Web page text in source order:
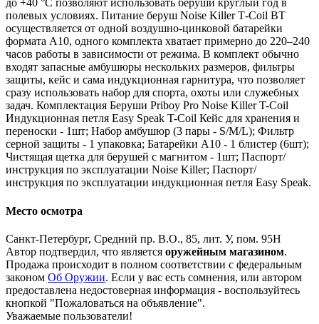
до +40 °C позволяют использовать беруши круглый год в
полевых условиях. Питание беруш Noise Killer T‑Coil BT
осуществляется от одной воздушно‑цинковой батарейки
формата A10, одного комплекта хватает примерно до 220–240
часов работы в зависимости от режима. В комплект обычно
входят запасные амбушюры нескольких размеров, фильтры
защиты, кейс и сама индукционная гарнитура, что позволяет
сразу использовать набор для спорта, охоты или служебных
задач. Комплектация Беруши Priboy Pro Noise Killer T-Coil
Индукционная петля Easy Speak T-Coil Кейс для хранения и
переноски - 1шт; Набор амбушюр (3 пары - S/M/L); Фильтр
серной защиты - 1 упаковка; Батарейки A10 - 1 блистер (6шт);
Чистящая щетка для берушей с магнитом - 1шт; Паспорт/
инструкция по эксплуатации Noise Killer; Паспорт/
инструкция по эксплуатации индукционная петля Easy Speak.
Место осмотра
Санкт-Петербург, Средний пр. В.О., 85, лит. У, пом. 95Н
Автор подтвердил, что является оружейным магазином.
Продажа происходит в полном соответствии с федеральным
законом Об Оружии. Если у вас есть сомнения, или автором
предоставлена недостоверная информация - воспользуйтесь
кнопкой "Пожаловаться на объявление".
Уважаемые пользователи!